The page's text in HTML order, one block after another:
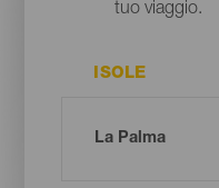
tuo viaggio.
ISOLE